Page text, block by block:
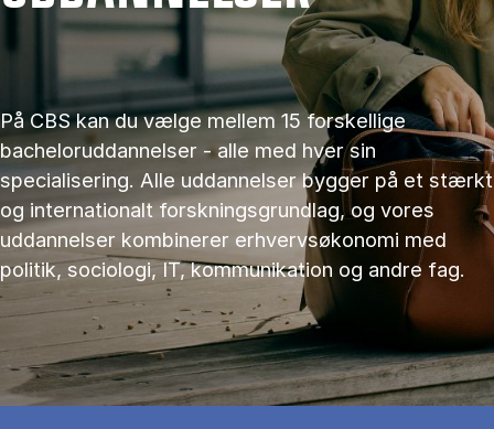
På CBS kan du vælge mellem 15 forskellige
bacheloruddannelser - alle med hver sin
specialisering. Alle uddannelser bygger på et stærkt
og internationalt forskningsgrundlag, og vores
uddannelser kombinerer erhvervsøkonomi med
politik, sociologi, IT, kommunikation og andre fag.